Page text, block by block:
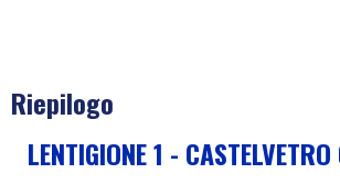
Riepilogo
LENTIGIONE 1 -